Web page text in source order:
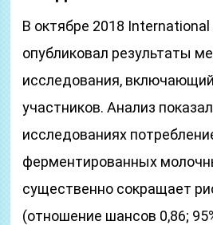
В октябре 2018
опубликовал результаты
исследования,
участников. Анализ
исследованиях
ферментированных
существенно сокращает
(отношение шансов 0,86;